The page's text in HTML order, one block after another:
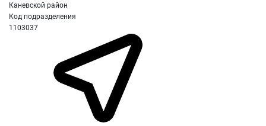
Каневской район
Код подразделения
1103037